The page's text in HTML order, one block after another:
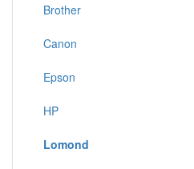
Brother
Canon
Epson
HP
Lomond